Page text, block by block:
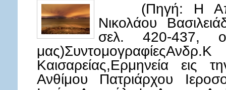
(Πηγή: Η
Νικολάου
σελ. 420-437,
Καισαρείας,Ερμηνεία εις
Ανθίμου Πατριάρχου